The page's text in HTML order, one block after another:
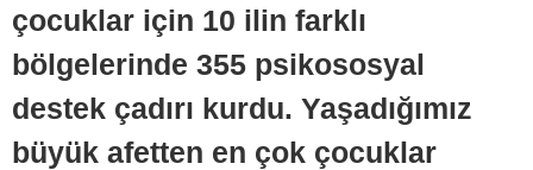
çocuklar için 10 ilin farklı
bölgelerinde 355 psikososyal
destek çadırı kurdu. Yaşadığımız
büyük afetten en çok çocuklar